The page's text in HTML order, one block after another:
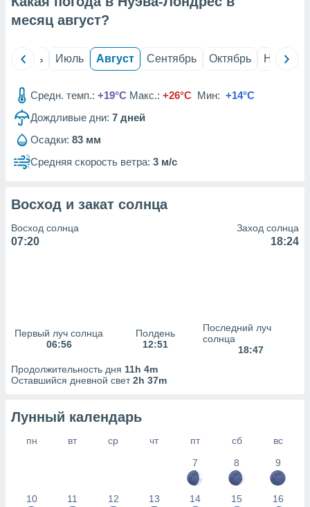
из
данных
наших 1199
месяц август?
Июнь Июль Август Сентябрь Октябрь Ноябрь
Средн. темп.: +19°C Макс.: +26°C Мин: +14°C
Дождливые дни: 7 дней
Осадки: 83 мм
Средняя скорость ветра: 3 м/с
Восход и закат солнца
Восход солнца
07:20
Заход солнца
18:24
Первый луч солнца
06:56
Полдень
12:51
Последний луч
солнца
18:47
Продолжительность дня 11h 4m
Оставшийся дневной свет2h 37m
Лунный календарь
пн вт ср чт пт сб
вс
7
8 9
10 11 12 13 14 15 16